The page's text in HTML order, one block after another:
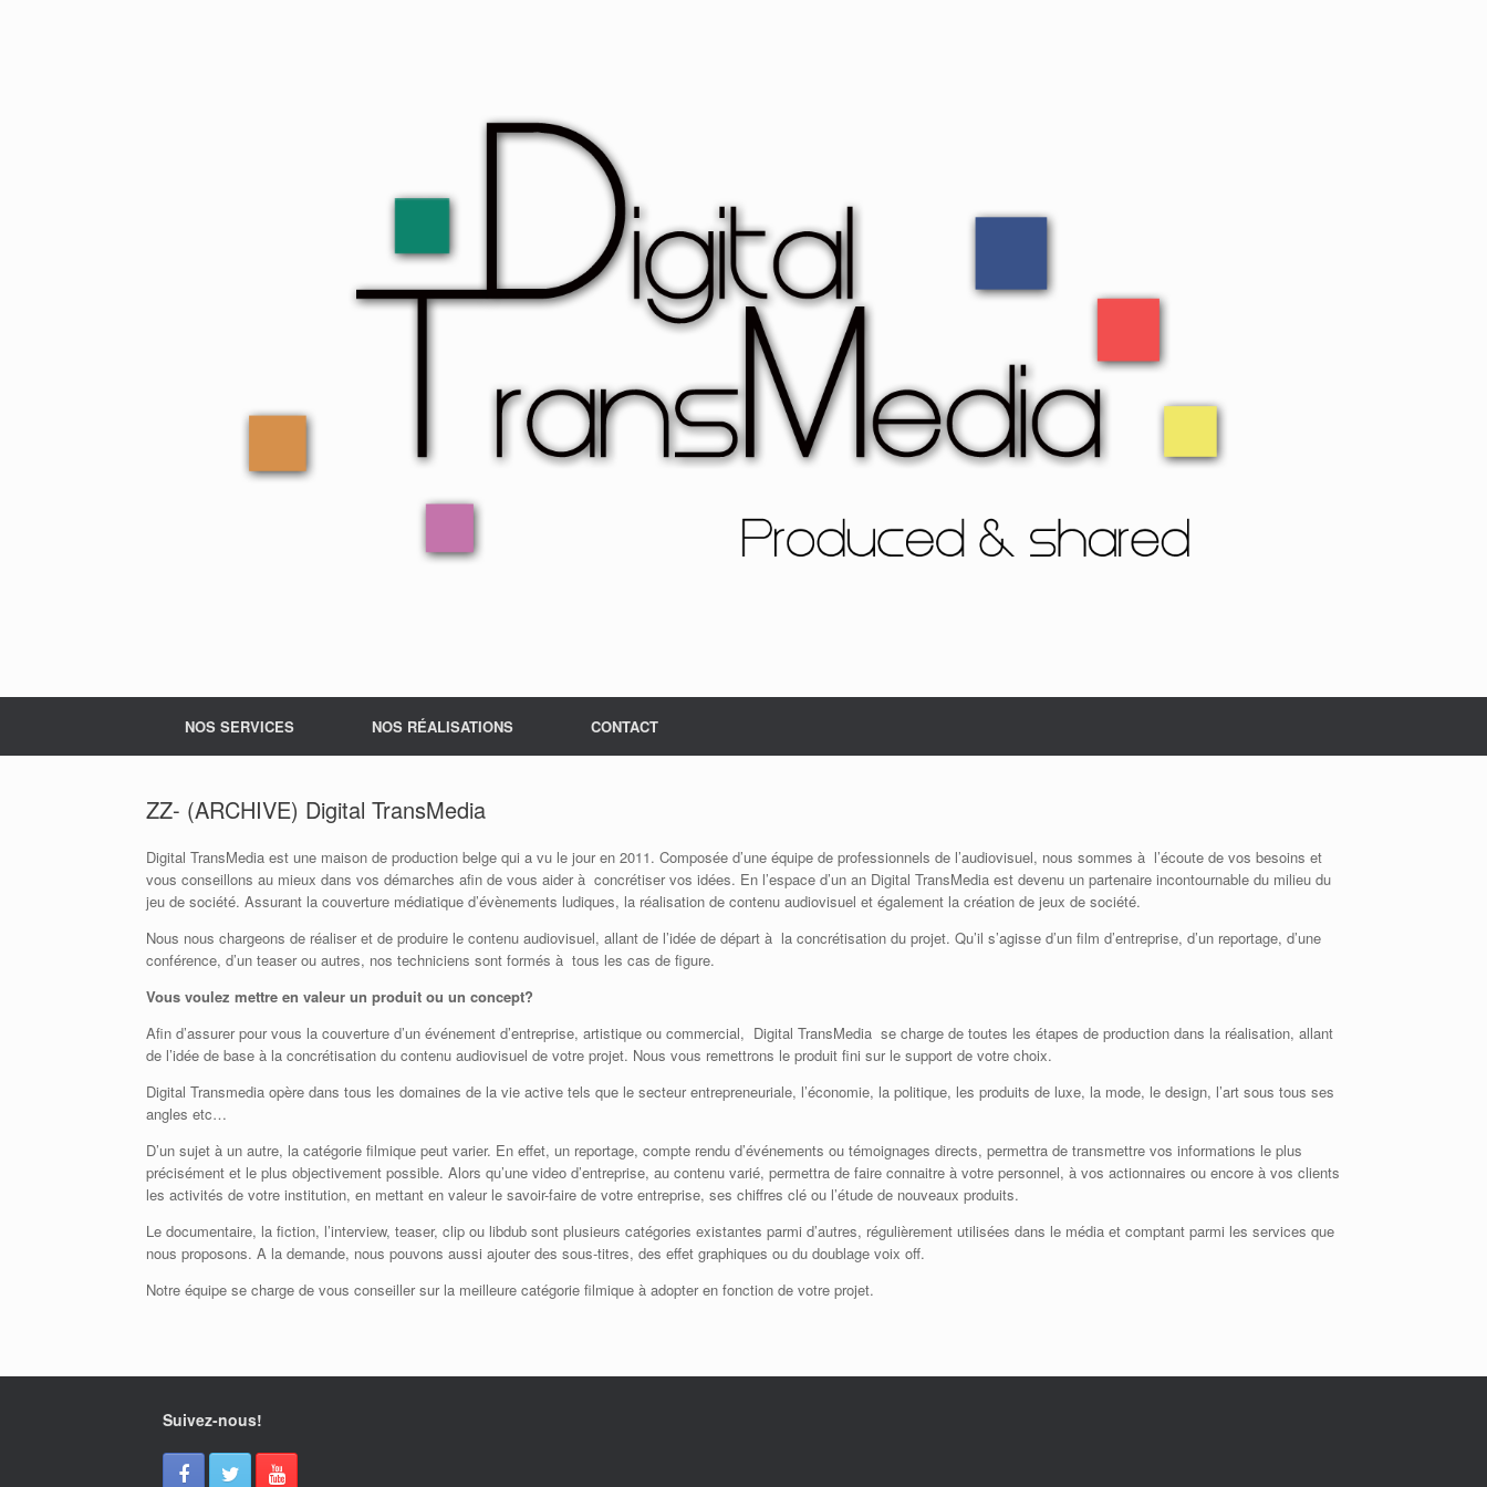
NOS SERVICES NOS RÉALISATIONS CONTACT
ZZ- (ARCHIVE) Digital TransMedia
Digital TransMedia est une maison de production belge qui a vu le jour en 2011. Composée d’une équipe de professionnels de l’audiovisuel, nous sommes à l’écoute de vos besoins et
vous conseillons au mieux dans vos démarches afin de vous aider à concrétiser vos idées. En l’espace d’un an Digital TransMedia est devenu un partenaire incontournable du milieu du
jeu de société. Assurant la couverture médiatique d’évènements ludiques, la réalisation de contenu audiovisuel et également la création de jeux de société.
Nous nous chargeons de réaliser et de produire le contenu audiovisuel, allant de l’idée de départ à la concrétisation du projet. Qu’il s’agisse d’un film d’entreprise, d’un reportage, d’une
conférence, d’un teaser ou autres, nos techniciens sont formés à tous les cas de figure.
Vous voulez mettre en valeur un produit ou un concept?
Afin d’assurer pour vous la couverture d’un événement d’entreprise, artistique ou commercial, Digital TransMedia se charge de toutes les étapes de production dans la réalisation, allant
de l’idée de base à la concrétisation du contenu audiovisuel de votre projet. Nous vous remettrons le produit fini sur le support de votre choix.
Digital Transmedia opère dans tous les domaines de la vie active tels que le secteur entrepreneuriale, l’économie, la politique, les produits de luxe, la mode, le design, l’art sous tous ses
angles etc…
D’un sujet à un autre, la catégorie filmique peut varier. En effet, un reportage, compte rendu d’événements ou témoignages directs, permettra de transmettre vos informations le plus
précisément et le plus objectivement possible. Alors qu’une video d’entreprise, au contenu varié, permettra de faire connaitre à votre personnel, à vos actionnaires ou encore à vos clients
les activités de votre institution, en mettant en valeur le savoir-faire de votre entreprise, ses chiffres clé ou l’étude de nouveaux produits.
Le documentaire, la fiction, l’interview, teaser, clip ou libdub sont plusieurs catégories existantes parmi d’autres, régulièrement utilisées dans le média et comptant parmi les services que
nous proposons. A la demande, nous pouvons aussi ajouter des sous-titres, des effet graphiques ou du doublage voix off.
Notre équipe se charge de vous conseiller sur la meilleure catégorie filmique à adopter en fonction de votre projet.
Suivez-nous!